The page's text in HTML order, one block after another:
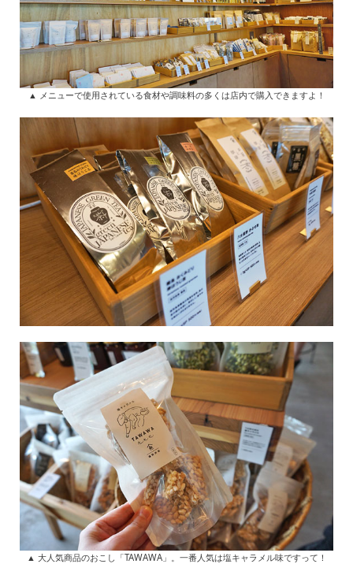
▲ メニューで使用されている食材や調味料の多くは店内で購入できますよ！
▲ 大人気商品のおこし「TAWAWA」。一番人気は塩キャラメル味ですって！